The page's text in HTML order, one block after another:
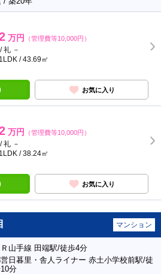
万円 （管理費等10,000円）
礼 －
/ 43.69㎡
お気に入り
万円 （管理費等10,000円）
礼 －
/ 38.24㎡
お気に入り
マンション
Ｒ山手線 田端駅/徒歩4分
日暮里・舎人ライナー 赤土小学校前駅/徒
分